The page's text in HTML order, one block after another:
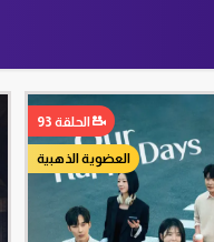
العضوية الذهبية
الحلقة 93